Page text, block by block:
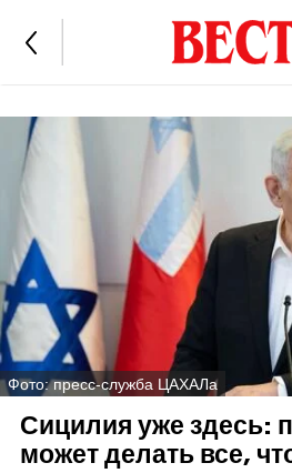
Фото: пресс-служба ЦАХАЛа
Сицилия уже здесь:
может делать все,